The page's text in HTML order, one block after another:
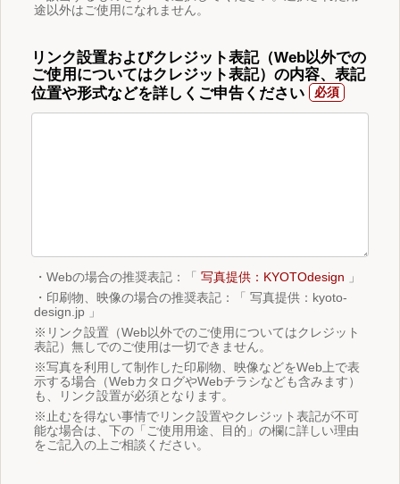
途以外はご使用になれません。
リンク設置およびクレジット表記（Web以外での
ご使用についてはクレジット表記）の内容、表記
位置や形式などを詳しくご申告ください
・Webの場合の推奨表記：「 写真提供：KYOTOdesign 」
・印刷物、映像の場合の推奨表記：「 写真提供：kyoto-
design.jp 」
※リンク設置（Web以外でのご使用についてはクレジット
表記）無しでのご使用は一切できません。
※写真を利用して制作した印刷物、映像などをWeb上で表
示する場合（WebカタログやWebチラシなども含みます）
も、リンク設置が必須となります。
※止むを得ない事情でリンク設置やクレジット表記が不可
能な場合は、下の「ご使用用途、目的」の欄に詳しい理由
をご記入の上ご相談ください。